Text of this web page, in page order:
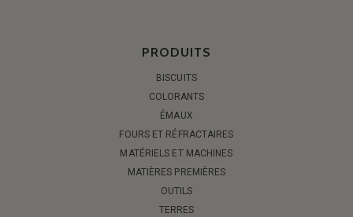
PRODUITS
BISCUITS
COLORANTS
ÉMAUX
FOURS ET RÉFRACTAIRES
MATÉRIELS ET MACHINES
MATIÈRES PREMIÈRES
OUTILS
TERRES